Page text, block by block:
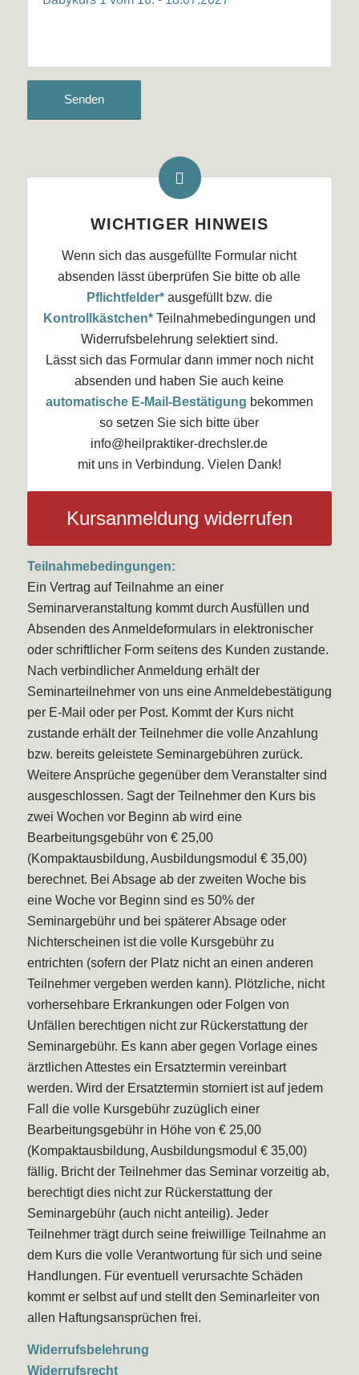
WICHTIGER HINWEIS
Wenn sich das ausgefüllte Formular nicht
absenden lässt überprüfen Sie bitte ob alle
Pflichtfelder*ausgefüllt bzw. die
Kontrollkästchen*Teilnahmebedingungen und
Widerrufsbelehrung selektiert sind.
Lässt sich das Formular dann immer noch nicht
absenden und haben Sie auch keine
automatische E-Mail-Bestätigung bekommen
so setzen Sie sich bitte über
info@heilpraktiker-drechsler.de
mit uns in Verbindung. Vielen Dank!
Kursanmeldung widerrufen
Teilnahmebedingungen:
Ein Vertrag auf Teilnahme an einer
Seminarveranstaltung kommt durch Ausfüllen und
Absenden des Anmeldeformulars in elektronischer
oder schriftlicher Form seitens des Kunden zustande.
Nach verbindlicher Anmeldung erhält der
Seminarteilnehmer von uns eine Anmeldebestätigung
per E-Mail oder per Post. Kommt der Kurs nicht
zustande erhält der Teilnehmer die volle Anzahlung
bzw. bereits geleistete Seminargebühren zurück.
Weitere Ansprüche gegenüber dem Veranstalter sind
ausgeschlossen. Sagt der Teilnehmer den Kurs bis
zwei Wochen vor Beginn ab wird eine
Bearbeitungsgebühr von € 25,00
(Kompaktausbildung, Ausbildungsmodul € 35,00)
berechnet. Bei Absage ab der zweiten Woche bis
eine Woche vor Beginn sind es 50% der
Seminargebühr und bei späterer Absage oder
Nichterscheinen ist die volle Kursgebühr zu
entrichten (sofern der Platz nicht an einen anderen
Teilnehmer vergeben werden kann). Plötzliche, nicht
vorhersehbare Erkrankungen oder Folgen von
Unfällen berechtigen nicht zur Rückerstattung der
Seminargebühr. Es kann aber gegen Vorlage eines
ärztlichen Attestes ein Ersatztermin vereinbart
werden. Wird der Ersatztermin storniert ist auf jedem
Fall die volle Kursgebühr zuzüglich einer
Bearbeitungsgebühr in Höhe von € 25,00
(Kompaktausbildung, Ausbildungsmodul € 35,00)
fällig. Bricht der Teilnehmer das Seminar vorzeitig ab,
berechtigt dies nicht zur Rückerstattung der
Seminargebühr (auch nicht anteilig). Jeder
Teilnehmer trägt durch seine freiwillige Teilnahme an
dem Kurs die volle Verantwortung für sich und seine
Handlungen. Für eventuell verursachte Schäden
kommt er selbst auf und stellt den Seminarleiter von
allen Haftungsansprüchen frei.
Widerrufsbelehrung
Widerrufsrecht